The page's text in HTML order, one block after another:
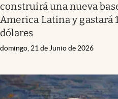
construirá una nueva
America Latina y gastará
dólares
domingo, 21 de Junio de 2026